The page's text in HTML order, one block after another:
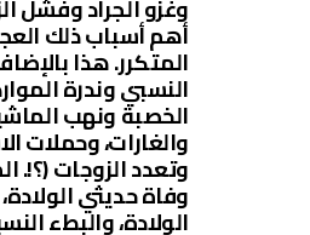
وغزو الجراد وفشل
أهم أسباب ذلك
المتكرر. هذا
النسبي وندرة
الخصبة ونهب
والغارات، وحملات
وتعدد الزوجات (؟!.
وفاة حديثي
الولادة، والبطء